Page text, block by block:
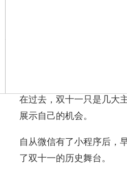
在过去，双十一只是几大
展示自己的机会。
自从微信有了小程序后，
了双十一的历史舞台。